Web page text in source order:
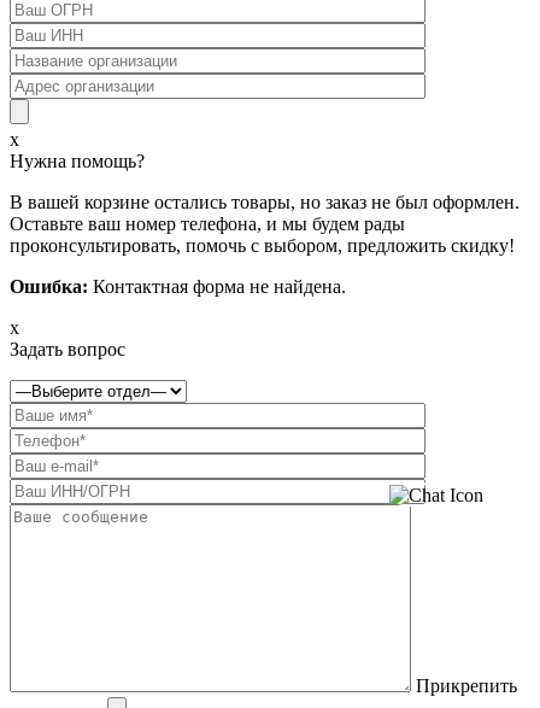
x
Нужна помощь?
В вашей корзине остались товары, но заказ не был оформлен.
Оставьте ваш номер телефона, и мы будем рады
проконсультировать, помочь с выбором, предложить скидку!
Ошибка: Контактная форма не найдена.
x
Задать вопрос
Прикрепить